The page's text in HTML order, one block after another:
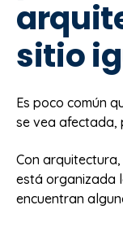
sitio
Es poco común
se vea afectada,
Con
está organizada
encuentran